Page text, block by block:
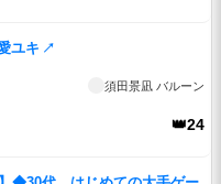
ユキ ↗
須田景凪 バルーン
👑24